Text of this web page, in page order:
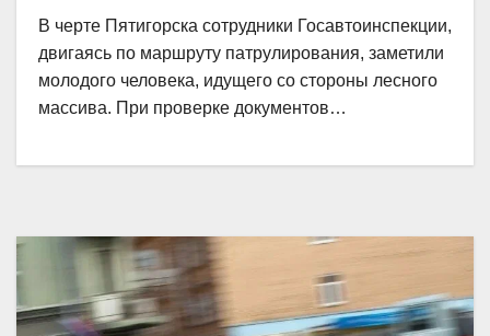
В черте Пятигорска сотрудники Госавтоинспекции,
двигаясь по маршруту патрулирования, заметили
молодого человека, идущего со стороны лесного
массива. При проверке документов…